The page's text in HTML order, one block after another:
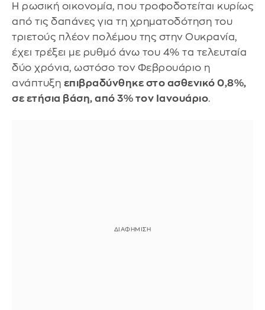
Η ρωσική οικονομία, που τροφοδοτείται κυρίως
από τις δαπάνες για τη χρηματοδότηση του
τριετούς πλέον πολέμου της στην Ουκρανία,
έχει τρέξει με ρυθμό άνω του 4% τα τελευταία
δύο χρόνια, ωστόσο τον Φεβρουάριο η
ανάπτυξη επιβραδύνθηκε στο ασθενικό 0,8%,
σε ετήσια βάση, από 3% τον Ιανουάριο.